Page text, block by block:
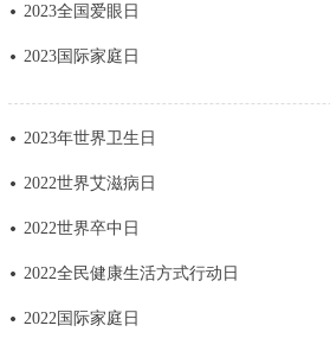
参与调查 在线访谈
北京概况
2023全国爱眼日
2023国际家庭日
2023年世界卫生日
2022世界艾滋病日
2022世界卒中日
2022全民健康生活方式行动日
2022国际家庭日